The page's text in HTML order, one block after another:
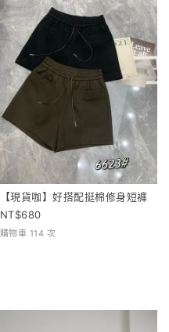
【現貨咖】好搭配挺棉修身短褲
680
購物車 114 次